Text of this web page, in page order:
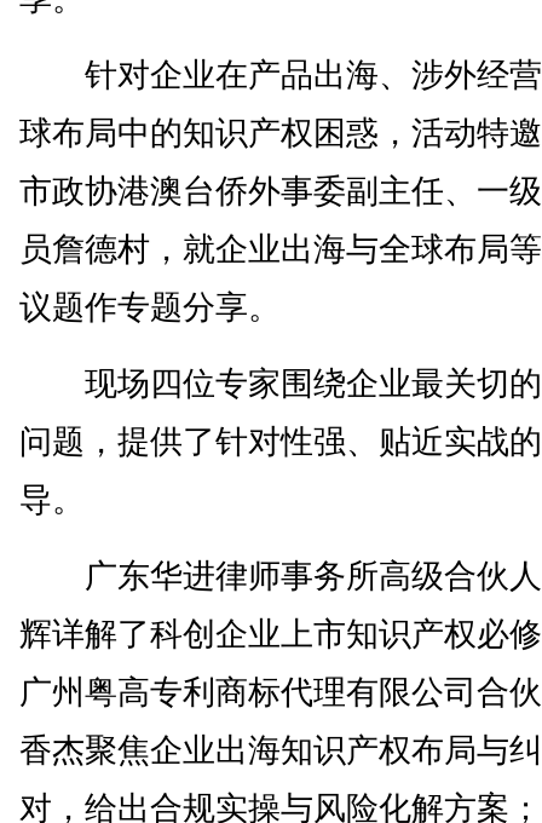
针对企业在产品出海、涉外经
球布局中的知识产权困惑，活动特
市政协港澳台侨外事委副主任、一
员詹德村，就企业出海与全球布局
议题作专题分享。
现场四位专家围绕企业最关切
问题，提供了针对性强、贴近实战
导。
广东华进律师事务所高级合伙
辉详解了科创企业上市知识产权必
广州粤高专利商标代理有限公司合
香杰聚焦企业出海知识产权布局与
对，给出合规实操与风险化解方案